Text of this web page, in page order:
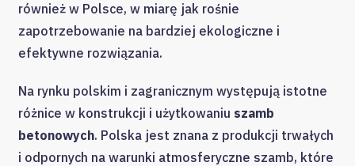
również w Polsce, w miarę jak rośnie
zapotrzebowanie na bardziej ekologiczne i
efektywne rozwiązania.
Na rynku polskim i zagranicznym występują istotne
różnice w konstrukcji i użytkowaniu szamb
betonowych. Polska jest znana z produkcji trwałych
i odpornych na warunki atmosferyczne szamb, które